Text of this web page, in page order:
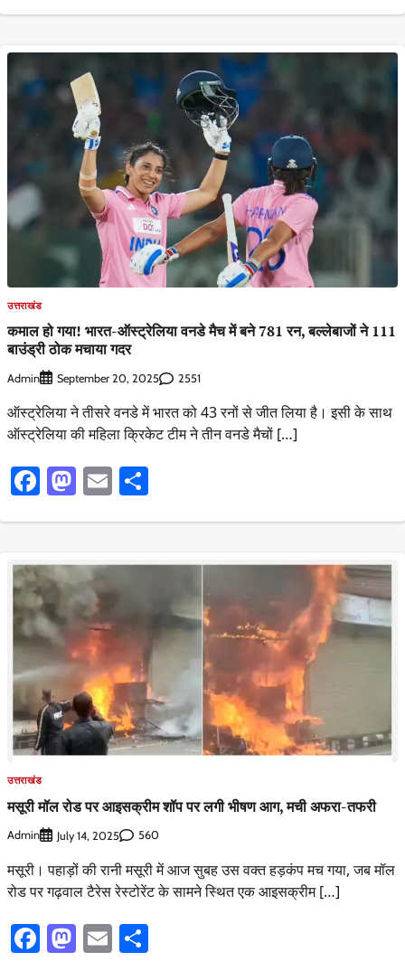
उत्तराखंड
कमाल हो गया! भारत-ऑस्ट्रेलिया वनडे मैच में बने 781 रन, बल्लेबाजों ने 111
बाउंड्री ठोक मचाया गदर
Admin September 20, 2025 2551
ऑस्ट्रेलिया ने तीसरे वनडे में भारत को 43 रनों से जीत लिया है। इसी के साथ
ऑस्ट्रेलिया की महिला क्रिकेट टीम ने तीन वनडे मैचों […]
Facebook
Mastodon
Email
उत्तराखंड
मसूरी मॉल रोड पर आइसक्रीम शॉप पर लगी भीषण आग, मची अफरा-तफरी
Admin July 14, 2025 560
मसूरी। पहाड़ों की रानी मसूरी में आज सुबह उस वक्त हड़कंप मच गया, जब मॉल
रोड पर गढ़वाल टैरेस रेस्टोरेंट के सामने स्थित एक आइसक्रीम […]
Facebook
Mastodon
Email